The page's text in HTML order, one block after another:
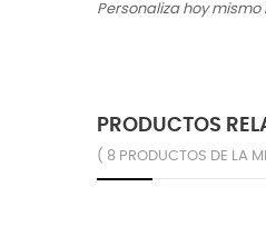
Personaliza hoy
PRODUCTOS
( 8 PRODUCTOS DE LA